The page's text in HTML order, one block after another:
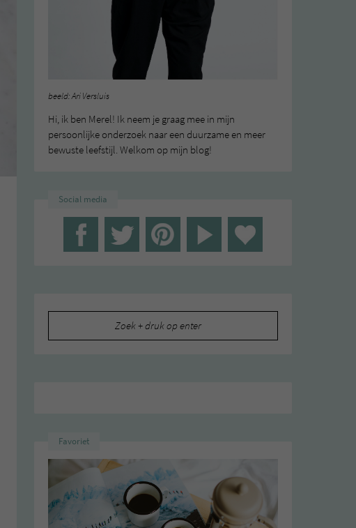
beeld: Ari Versluis
Hi, ik ben Merel! Ik neem je graag mee in mijn
persoonlijke onderzoek naar een duurzame en meer
bewuste leefstijl. Welkom op mijn blog!
Social media
Favoriet